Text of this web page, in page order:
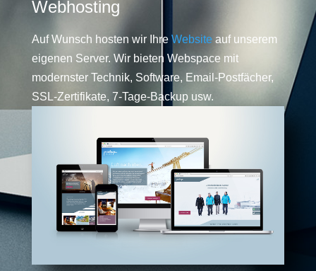
Webhosting
Auf Wunsch hosten wir Ihre Website auf unserem
eigenen Server. Wir bieten Webspace mit
modernster Technik, Software, Email-Postfächer,
SSL-Zertifikate, 7-Tage-Backup usw.